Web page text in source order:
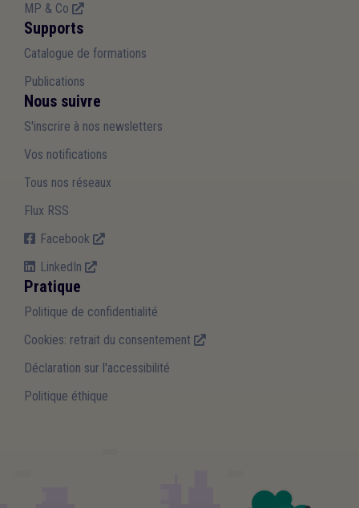
MP & Co
Supports
Catalogue de formations
Publications
Nous suivre
S'inscrire à nos newsletters
Vos notifications
Tous nos réseaux
Flux RSS
Facebook
LinkedIn
Pratique
Politique de confidentialité
Cookies: retrait du consentement
Déclaration sur l'accessibilité
Politique éthique